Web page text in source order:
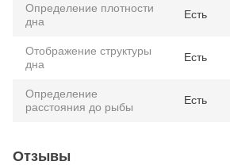
Определение плотности
дна
Есть
Отображение структуры
дна
Есть
Определение
расстояния до рыбы
Есть
Отзывы